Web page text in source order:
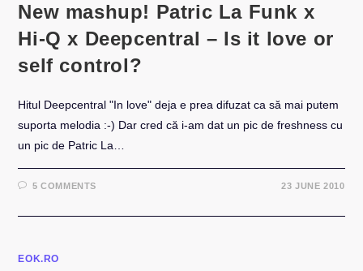
New mashup! Patric La Funk x
Hi-Q x Deepcentral – Is it love or
self control?
Hitul Deepcentral "In love" deja e prea difuzat ca să mai putem
suporta melodia :-) Dar cred că i-am dat un pic de freshness cu
un pic de Patric La…
5 COMMENTS 23 JUNE 2010
EOK.RO